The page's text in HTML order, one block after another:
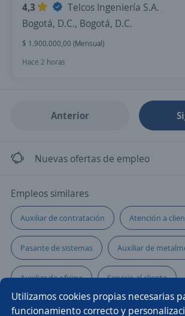
Utilizamos cookies propias necesarias
funcionamiento correcto y
4,3
Telcos Ingeniería S.A.
Bogotá, D.C., Bogotá, D.C.
$ 1.900.000,00 (Mensual)
Hace 2 horas
Anterior
Nuevas ofertas de empleo
Empleos similares
Auxiliar de contratación Atención a
Pasante de sistemas Auxiliar de
Auxiliar de oficina Servicio al cliente
Auxiliar de almacén e inventarios